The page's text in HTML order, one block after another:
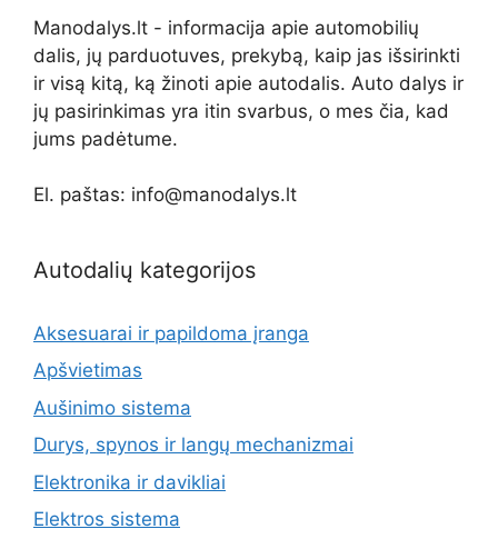
Manodalys.lt - informacija apie automobilių
dalis, jų parduotuves, prekybą, kaip jas išsirinkti
ir visą kitą, ką žinoti apie autodalis. Auto dalys ir
jų pasirinkimas yra itin svarbus, o mes čia, kad
jums padėtume.
El. paštas: info@manodalys.lt
Autodalių kategorijos
Aksesuarai ir papildoma įranga
Apšvietimas
Aušinimo sistema
Durys, spynos ir langų mechanizmai
Elektronika ir davikliai
Elektros sistema